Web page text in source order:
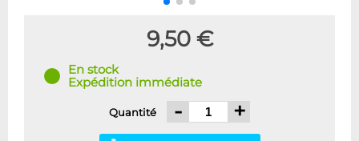
9,50 €
En stock
Expédition immédiate
Quantité - +